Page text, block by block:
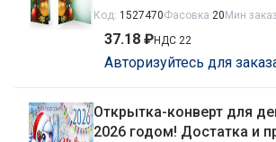
Код: 1527470Фасовка 20 Мин
37.18 ₽НДС 22
Авторизуйтесь для
Открытка-конверт для
2026 годом! Достатка и